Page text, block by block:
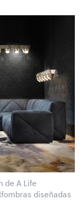
de A Life
diseñadas